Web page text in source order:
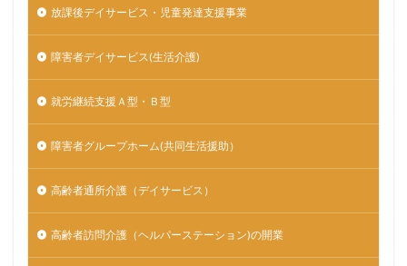
放課後デイサービス・児童発達支援事業
障害者デイサービス(生活介護)
就労継続支援Ａ型・Ｂ型
障害者グループホーム(共同生活援助）
高齢者通所介護（デイサービス）
高齢者訪問介護（ヘルパーステーション)の開業